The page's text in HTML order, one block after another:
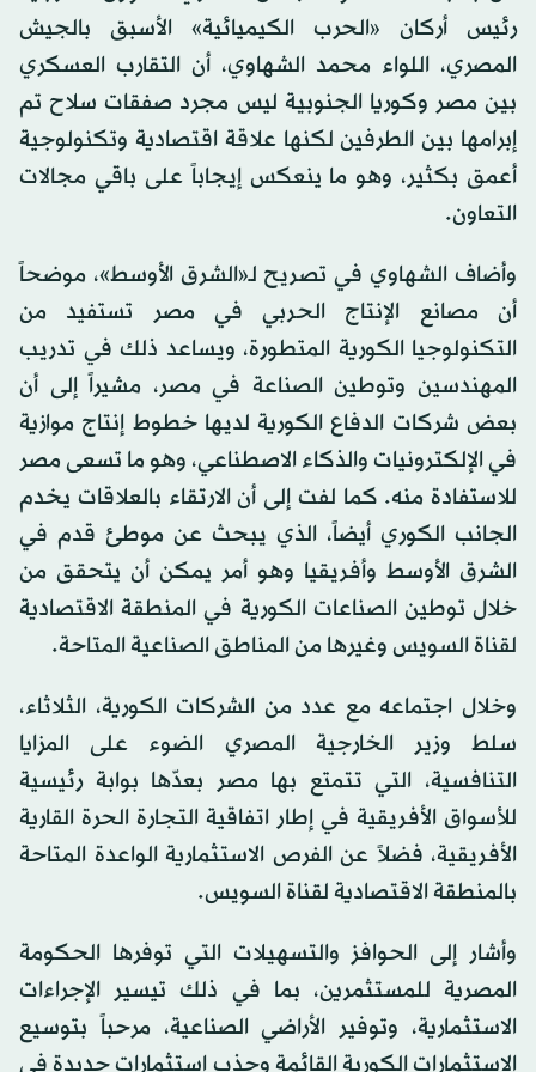
رئيس أركان «الحرب الكيميائية» الأسبق بالجيش
المصري، اللواء محمد الشهاوي، أن التقارب العسكري
بين مصر وكوريا الجنوبية ليس مجرد صفقات سلاح تم
إبرامها بين الطرفين لكنها علاقة اقتصادية وتكنولوجية
أعمق بكثير، وهو ما ينعكس إيجاباً على باقي مجالات
التعاون.
وأضاف الشهاوي في تصريح لـ«الشرق الأوسط»، موضحاً
أن مصانع الإنتاج الحربي في مصر تستفيد من
التكنولوجيا الكورية المتطورة، ويساعد ذلك في تدريب
المهندسين وتوطين الصناعة في مصر، مشيراً إلى أن
بعض شركات الدفاع الكورية لديها خطوط إنتاج موازية
في الإلكترونيات والذكاء الاصطناعي، وهو ما تسعى مصر
للاستفادة منه. كما لفت إلى أن الارتقاء بالعلاقات يخدم
الجانب الكوري أيضاً، الذي يبحث عن موطئ قدم في
الشرق الأوسط وأفريقيا وهو أمر يمكن أن يتحقق من
خلال توطين الصناعات الكورية في المنطقة الاقتصادية
لقناة السويس وغيرها من المناطق الصناعية المتاحة.
وخلال اجتماعه مع عدد من الشركات الكورية، الثلاثاء،
سلط وزير الخارجية المصري الضوء على المزايا
التنافسية، التي تتمتع بها مصر بعدّها بوابة رئيسية
للأسواق الأفريقية في إطار اتفاقية التجارة الحرة القارية
الأفريقية، فضلاً عن الفرص الاستثمارية الواعدة المتاحة
بالمنطقة الاقتصادية لقناة السويس.
وأشار إلى الحوافز والتسهيلات التي توفرها الحكومة
المصرية للمستثمرين، بما في ذلك تيسير الإجراءات
الاستثمارية، وتوفير الأراضي الصناعية، مرحباً بتوسيع
الاستثمارات الكورية القائمة وجذب استثمارات جديدة في